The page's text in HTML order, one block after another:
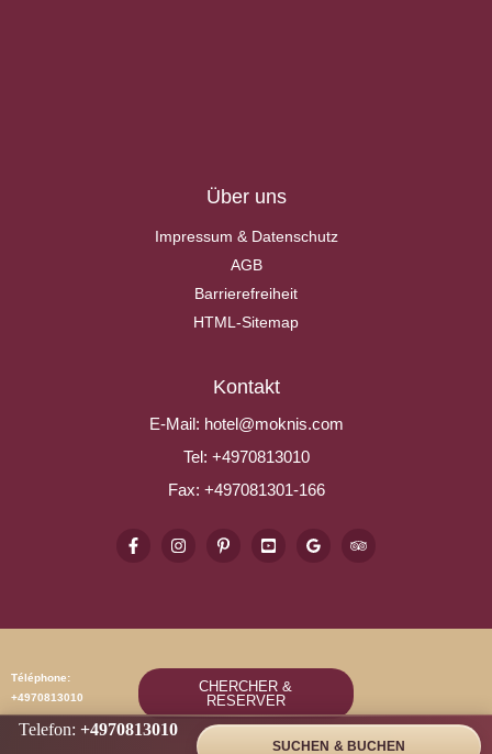
Über uns
Impressum & Datenschutz
AGB
Barrierefreiheit
HTML-Sitemap
Kontakt
E-Mail: hotel@moknis.com
Tel: +4970813010
Fax: +497081301-166
Telefon:+4970813010
SUCHEN & BUCHEN
Téléphone:
+4970813010
CHERCHER &
RESERVER